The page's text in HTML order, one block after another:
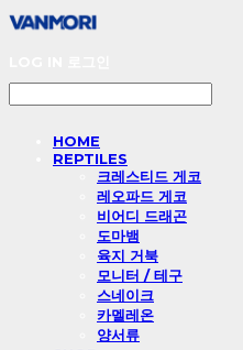
HOME
REPTILES
크레스티드 게코
레오파드 게코
비어디 드래곤
도마뱀
육지 거북
모니터 / 테구
스네이크
카멜레온
양서류